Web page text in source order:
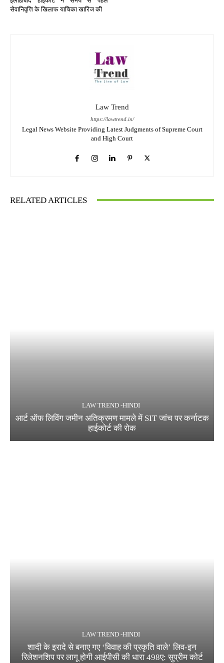
सेवानिवृत्ति के खिलाफ याचिका खारिज की
Law Trend
https://lawtrend.in/
Legal News Website Providing Latest Judgments of Supreme Court
and High Court
RELATED ARTICLES
LAW TREND -HINDI
आर्ट ऑफ लिविंग जमीन अतिक्रमण मामले में SIT जांच पर कर्नाटक
हाईकोर्ट की रोक
LAW TREND -HINDI
शादी के इरादे से बनाए गए ‘विवाह की प्रकृति वाले’ लिव-इन
रिलेशनशिप पर लागू होगी आईपीसी की धारा 498ए: सुप्रीम कोर्ट